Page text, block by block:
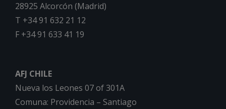
28925 Alcorcón (Madrid)
T +34 91 632 21 12
F +34 91 633 41 19
AFJ CHILE
Nueva los Leones 07 of 301A
Comuna: Providencia – Santiago